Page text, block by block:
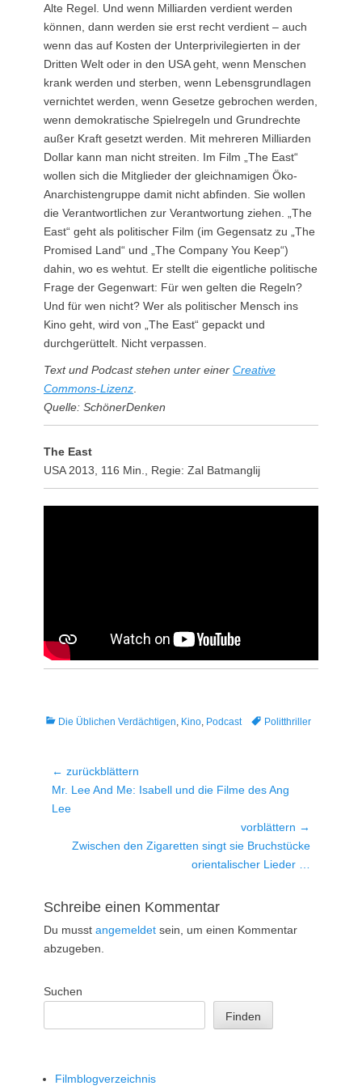
Alte Regel. Und wenn Milliarden verdient werden
können, dann werden sie erst recht verdient – auch
wenn das auf Kosten der Unterprivilegierten in der
Dritten Welt oder in den USA geht, wenn Menschen
krank werden und sterben, wenn Lebensgrundlagen
vernichtet werden, wenn Gesetze gebrochen werden,
wenn demokratische Spielregeln und Grundrechte
außer Kraft gesetzt werden. Mit mehreren Milliarden
Dollar kann man nicht streiten. Im Film „The East“
wollen sich die Mitglieder der gleichnamigen Öko-
Anarchistengruppe damit nicht abfinden. Sie wollen
die Verantwortlichen zur Verantwortung ziehen. „The
East“ geht als politischer Film (im Gegensatz zu „The
Promised Land“ und „The Company You Keep“)
dahin, wo es wehtut. Er stellt die eigentliche politische
Frage der Gegenwart: Für wen gelten die Regeln?
Und für wen nicht? Wer als politischer Mensch ins
Kino geht, wird von „The East“ gepackt und
durchgerüttelt. Nicht verpassen.
Text und Podcast stehen unter einer Creative
Commons-Lizenz
Quelle: SchönerDenken
The East
USA 2013, 116 Min., Regie: Zal Batmanglij
Kategorien
Die Üblichen Verdächtigen, Kino, Podcast TagsPolitthriller
Beitragsnavigation
← zurückblättern
Vorheriger
Beitrag:
Mr. Lee And Me: Isabell und die Filme des Ang
Lee
vorblättern →
Nächster
Zwischen den Zigaretten singt sie Bruchstücke
orientalischer Lieder …
Schreibe einen Kommentar
Du musst angemeldet sein, um einen Kommentar
abzugeben.
Suchen
Finden
Filmblogverzeichnis